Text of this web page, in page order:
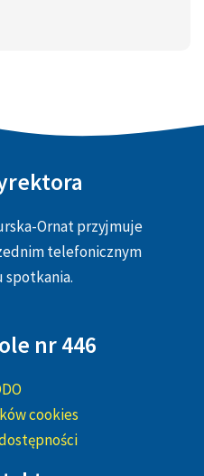
Ornat przyjmuje
telefonicznym
spotkania.
nr 446
cookies